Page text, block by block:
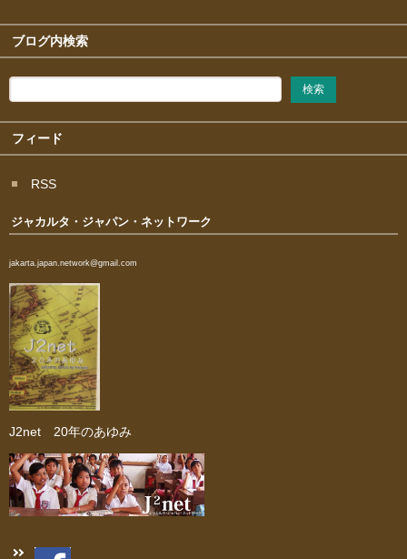
ブログ内検索
フィード
RSS
ジャカルタ・ジャパン・ネットワーク
jakarta.japan.network@gmail.com
J2net 20年のあゆみ